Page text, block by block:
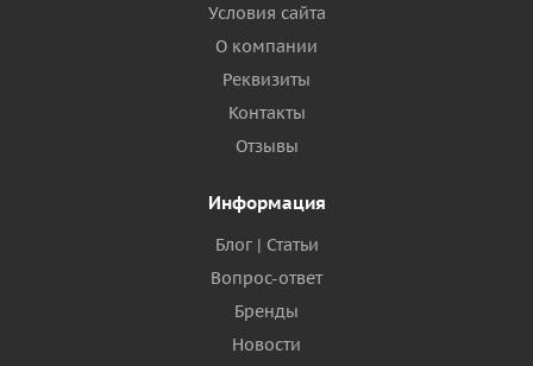
Условия сайта
О компании
Реквизиты
Контакты
Отзывы
Информация
Блог | Статьи
Вопрос-ответ
Бренды
Новости